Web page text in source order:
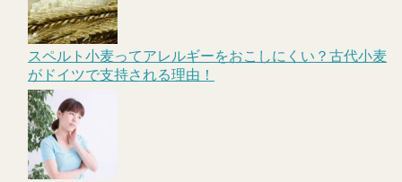
スペルト小麦ってアレルギーをおこしにくい？古代小麦
がドイツで支持される理由！